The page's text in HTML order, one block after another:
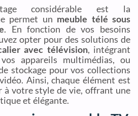
considérable est la
permet un meuble télé sous
. En fonction de vos besoins
opter pour des solutions de
avec télévision, intégrant
appareils multimédias, ou
stockage pour vos collections
Ainsi, chaque élément est
à votre style de vie, offrant une
et élégante.